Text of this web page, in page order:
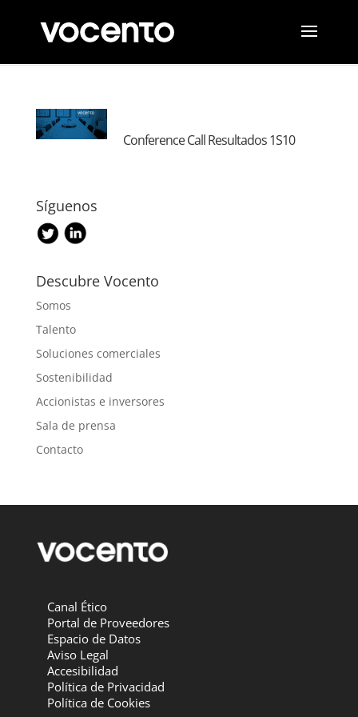
Conference Call Resultados 1S10
Síguenos
Descubre Vocento
Somos
Talento
Soluciones comerciales
Sostenibilidad
Accionistas e inversores
Sala de prensa
Contacto
Canal Ético
Portal de Proveedores
Espacio de Datos
Aviso Legal
Accesibilidad
Política de Privacidad
Política de Cookies